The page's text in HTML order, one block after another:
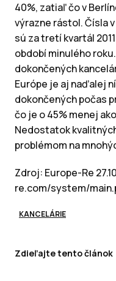
40%, zatiaľ čo v
výrazne rástol. Čísla
sú za tretí kvartál
období minulého
dokončených
Európe je aj naďalej
dokončených počas
čo je o 45% menej
Nedostatok
problémom na
Zdroj: Europe-Re
re.com/system/
KANCELÁRIE
Zdieľajte tento článok